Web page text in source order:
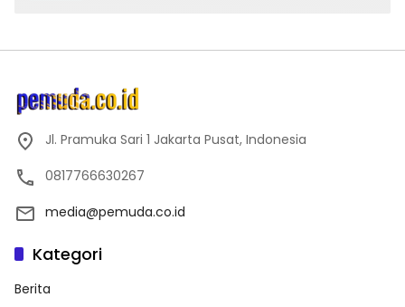
Jl. Pramuka Sari 1 Jakarta Pusat, Indonesia
0817766630267
media@pemuda.co.id
Kategori
Berita